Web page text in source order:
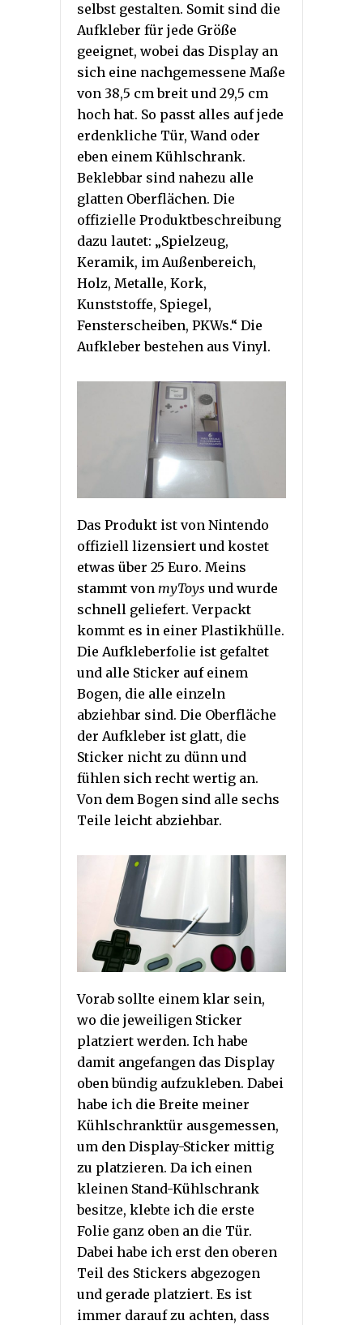
selbst gestalten. Somit sind die
Aufkleber für jede Größe
geeignet, wobei das Display an
sich eine nachgemessene Maße
von 38,5 cm breit und 29,5 cm
hoch hat. So passt alles auf jede
erdenkliche Tür, Wand oder
eben einem Kühlschrank.
Beklebbar sind nahezu alle
glatten Oberflächen. Die
offizielle Produktbeschreibung
dazu lautet: „Spielzeug,
Keramik, im Außenbereich,
Holz, Metalle, Kork,
Kunststoffe, Spiegel,
Fensterscheiben, PKWs.“ Die
Aufkleber bestehen aus Vinyl.
Das Produkt ist von Nintendo
offiziell lizensiert und kostet
etwas über 25 Euro. Meins
stammt von myToys und wurde
schnell geliefert. Verpackt
kommt es in einer Plastikhülle.
Die Aufkleberfolie ist gefaltet
und alle Sticker auf einem
Bogen, die alle einzeln
abziehbar sind. Die Oberfläche
der Aufkleber ist glatt, die
Sticker nicht zu dünn und
fühlen sich recht wertig an.
Von dem Bogen sind alle sechs
Teile leicht abziehbar.
Vorab sollte einem klar sein,
wo die jeweiligen Sticker
platziert werden. Ich habe
damit angefangen das Display
oben bündig aufzukleben. Dabei
habe ich die Breite meiner
Kühlschranktür ausgemessen,
um den Display-Sticker mittig
zu platzieren. Da ich einen
kleinen Stand-Kühlschrank
besitze, klebte ich die erste
Folie ganz oben an die Tür.
Dabei habe ich erst den oberen
Teil des Stickers abgezogen
und gerade platziert. Es ist
immer darauf zu achten, dass